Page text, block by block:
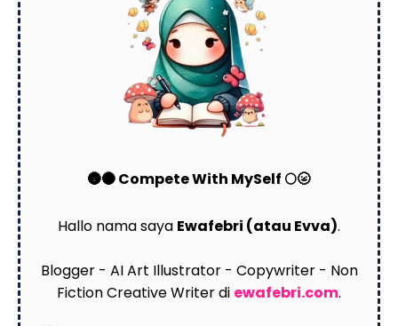
🌚🌑 Compete With MySelf 🌕🌝
Hallo nama saya Ewafebri (atau Evva).
Blogger - AI Art Illustrator - Copywriter - Non
Fiction Creative Writer di ewafebri.com.